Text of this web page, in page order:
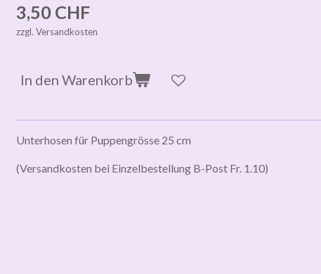
3,50 CHF
zzgl. Versandkosten
In den Warenkorb
Unterhosen für Puppengrösse 25 cm
(Versandkosten bei Einzelbestellung B-Post Fr. 1.10)